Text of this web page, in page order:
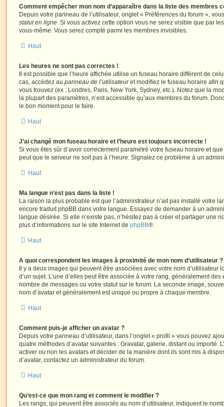
Comment empêcher mon nom d’apparaître dans la liste des membres
Depuis votre panneau de l’utilisateur, onglet « Préférences du forum »,
statut en ligne. Si vous activez cette option vous ne serez visible que par
vous-même. Vous serez compté parmi les membres invisibles.
Haut
Les heures ne sont pas correctes !
Il est possible que l’heure affichée utilise un fuseau horaire différent de
cas, accédez au panneau de l’utilisateuret modifiez le fuseau horaire afin
vous trouvez (ex : Londres, Paris, New York, Sydney, etc.). Notez que la
la plupart des paramètres, n’est accessible qu’aux membres du forum.
le bon moment pour le faire.
Haut
J’ai changé mon fuseau horaire et l’heure est toujours incorrecte !
Si vous êtes sûr d’avoir correctement paramétré votre fuseau horaire et
peut que le serveur ne soit pas à l’heure. Signalez ce problème à un
Haut
Ma langue n’est pas dans la liste !
La raison la plus probable est que l’administrateur n’ait pas installé votre
encore traduit phpBB dans votre langue. Essayez de demander à un
langue désirée. Si elle n’existe pas, n’hésitez pas à créer et partager une
plus d’informations sur le site Internet de phpBB®.
Haut
A quoi correspondent les images à proximité de mon nom d’utilisateur ?
Il y a deux images qui peuvent être associées avec votre nom d’utilisateur
d’un sujet. L’une d’elles peut être associée à votre rang, généralement
nombre de messages ou votre statut sur le forum. La seconde image,
nom d’avatar et généralement est unique ou propre à chaque membre.
Haut
Comment puis-je afficher un avatar ?
Depuis votre panneau d’utilisateur, dans l’onglet « profil » vous pouvez
quatre méthodes d’avatar suivantes : Gravatar, galerie, distant ou importé.
activer ou non les avatars et décider de la manière dont ils sont mis à
d’avatar, contactez un administrateur du forum.
Haut
Qu’est-ce que mon rang et comment le modifier ?
Les rangs, qui peuvent être associés au nom d’utilisateur, indiquent le